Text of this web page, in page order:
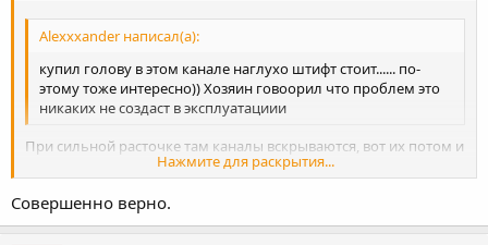
Alexxxander написал(а):
купил голову в этом канале наглухо штифт стоит...... по-
этому тоже интересно)) Хозяин говоорил что проблем это
никаких не создаст в эксплуатациии
Нажмите для раскрытия...
При сильной расточке там каналы вскрываются, вот их потом и
Нажмите для раскрытия...
Совершенно верно.